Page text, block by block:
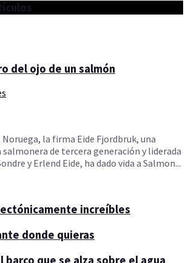
del ojo de un salmón
la firma Eide Fjordbruk, una
salmonera de tercera generación y liderada
y Erlend Eide, ha dado vida a Salmon...
increíbles
donde quieras
barco que se alza sobre el agua